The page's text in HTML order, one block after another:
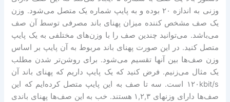
وزنی به اندازه ۲۰ بوده و به پایپ شماره یک متصل می‌شود. وزن
یک صف مشخص کننده میزان پهنای باند مصرفی توسط آن صف
می‌باشد. می‌توانید چندین صف را با وزن‌های مختلفی به یک پایپ
متصل کنید. در این صورت پهنای باند مربوط به آن پایپ بر اساس
وزن صف‌ها بین آنها تقسیم می‌شود. برای روشن‌تر شدن مطلب
یک مثال می‌زنیم. فرض کنید که یک پایپ داریم که پهنای باند آن
۱۲۰kbit/s است. سه تا صف به این پایپ متصل کرده‌ایم که این
صف‌ها دارای وزنهای ۱,۲,۳ هستند. خب به این صف‌ها پهنای باندی